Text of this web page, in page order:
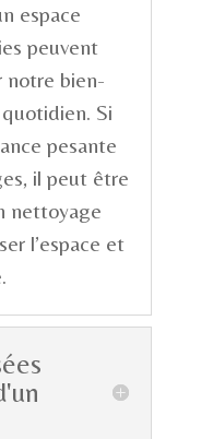
espace
peuvent
bien-
Si
pesante
il peut être
nettoyage
l’espace et